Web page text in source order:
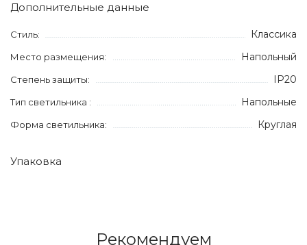
Дополнительные данные
Стиль: Классика
Место размещения: Напольный
Степень защиты: IP20
Тип светильника : Напольные
Форма светильника: Круглая
Упаковка
Рекомендуем